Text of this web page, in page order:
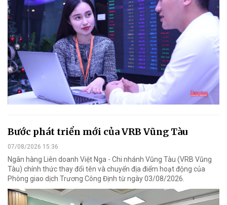
Bước phát triển mới của VRB Vũng Tàu
07/08/2026 15:36
Ngân hàng Liên doanh Việt Nga - Chi nhánh Vũng Tàu (VRB Vũng
Tàu) chính thức thay đổi tên và chuyển địa điểm hoạt động của
Phòng giao dịch Trương Công Định từ ngày 03/08/2026.